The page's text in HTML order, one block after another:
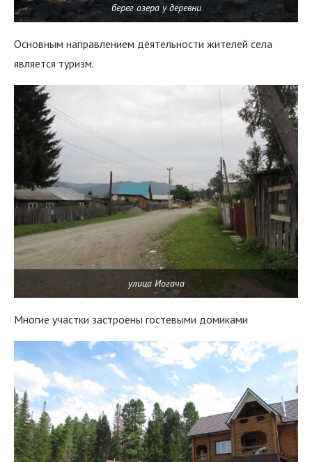
берег озера у деревни
Основным направлением деятельности жителей села
является туризм.
улица Иогача
Многие участки застроены гостевыми домиками